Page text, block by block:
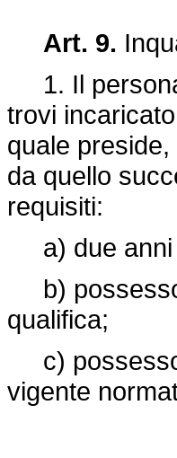
Art. 9.
1. Il
trovi
quale
da quello
requisiti:
a) due anni
b) possesso
qualifica;
c) possesso
vigente